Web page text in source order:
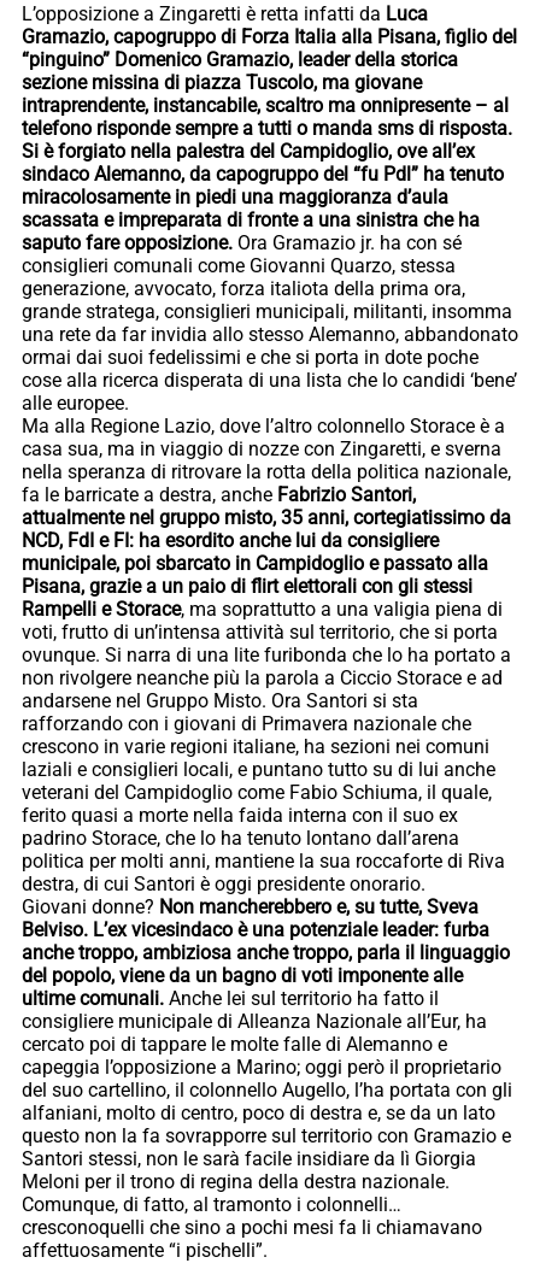
L’opposizione a Zingaretti è retta infatti da Luca
Gramazio, capogruppo di Forza Italia alla Pisana, figlio del
“pinguino” Domenico Gramazio, leader della storica
sezione missina di piazza Tuscolo, ma giovane
intraprendente, instancabile, scaltro ma onnipresente – al
telefono risponde sempre a tutti o manda sms di risposta.
Si è forgiato nella palestra del Campidoglio, ove all’ex
sindaco Alemanno, da capogruppo del “fu Pdl” ha tenuto
miracolosamente in piedi una maggioranza d’aula
scassata e impreparata di fronte a una sinistra che ha
saputo fare opposizione. Ora Gramazio jr. ha con sé
consiglieri comunali come Giovanni Quarzo, stessa
generazione, avvocato, forza italiota della prima ora,
grande stratega, consiglieri municipali, militanti, insomma
una rete da far invidia allo stesso Alemanno, abbandonato
ormai dai suoi fedelissimi e che si porta in dote poche
cose alla ricerca disperata di una lista che lo candidi ‘bene’
alle europee.
Ma alla Regione Lazio, dove l’altro colonnello Storace è a
casa sua, ma in viaggio di nozze con Zingaretti, e sverna
nella speranza di ritrovare la rotta della politica nazionale,
fa le barricate a destra, anche Fabrizio Santori,
attualmente nel gruppo misto, 35 anni, cortegiatissimo da
NCD, FdI e FI: ha esordito anche lui da consigliere
municipale, poi sbarcato in Campidoglio e passato alla
Pisana, grazie a un paio di flirt elettorali con gli stessi
Rampelli e Storace, ma soprattutto a una valigia piena di
voti, frutto di un’intensa attività sul territorio, che si porta
ovunque. Si narra di una lite furibonda che lo ha portato a
non rivolgere neanche più la parola a Ciccio Storace e ad
andarsene nel Gruppo Misto. Ora Santori si sta
rafforzando con i giovani di Primavera nazionale che
crescono in varie regioni italiane, ha sezioni nei comuni
laziali e consiglieri locali, e puntano tutto su di lui anche
veterani del Campidoglio come Fabio Schiuma, il quale,
ferito quasi a morte nella faida interna con il suo ex
padrino Storace, che lo ha tenuto lontano dall’arena
politica per molti anni, mantiene la sua roccaforte di Riva
destra, di cui Santori è oggi presidente onorario.
Giovani donne? Non mancherebbero e, su tutte, Sveva
Belviso. L’ex vicesindaco è una potenziale leader: furba
anche troppo, ambiziosa anche troppo, parla il linguaggio
del popolo, viene da un bagno di voti imponente alle
ultime comunali. Anche lei sul territorio ha fatto il
consigliere municipale di Alleanza Nazionale all’Eur, ha
cercato poi di tappare le molte falle di Alemanno e
capeggia l’opposizione a Marino; oggi però il proprietario
del suo cartellino, il colonnello Augello, l’ha portata con gli
alfaniani, molto di centro, poco di destra e, se da un lato
questo non la fa sovrapporre sul territorio con Gramazio e
Santori stessi, non le sarà facile insidiare da lì Giorgia
Meloni per il trono di regina della destra nazionale.
Comunque, di fatto, al tramonto i colonnelli…
cresconoquelli che sino a pochi mesi fa li chiamavano
affettuosamente “i pischelli”.